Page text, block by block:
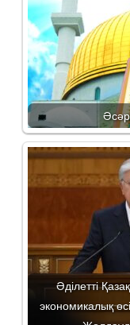
Әділетті
экономикалық